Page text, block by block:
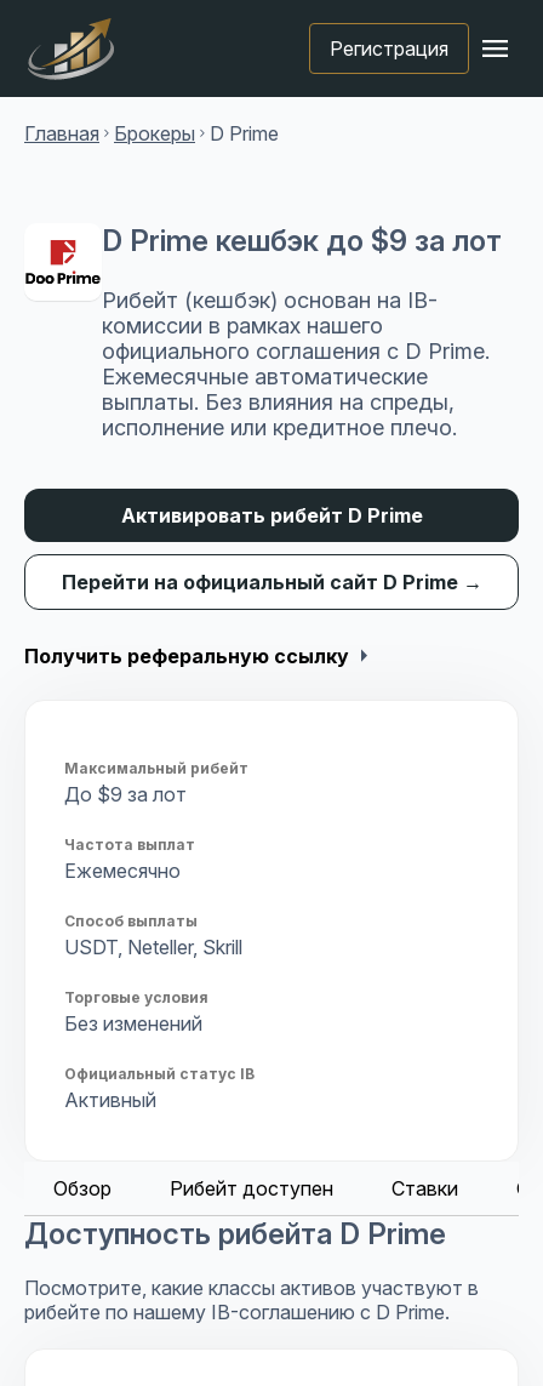
Регистрация menu
Главная chevron_right Брокеры chevron_right D Prime
D Prime кешбэк до $9 за лот
Рибейт (кешбэк) основан на IB-
комиссии в рамках нашего
официального соглашения с D Prime.
Ежемесячные автоматические
выплаты. Без влияния на спреды,
исполнение или кредитное плечо.
Активировать рибейт D Prime
Перейти на официальный сайт D Prime →
Получить реферальную ссылку arrow_right
Максимальный рибейт
До $9 за лот
Частота выплат
Ежемесячно
Способ выплаты
USDT, Neteller, Skrill
Торговые условия
Без изменений
Официальный статус IB
Активный
Обзор Рибейт доступен Ставки
Доступность рибейта D Prime
Посмотрите, какие классы активов участвуют в
рибейте по нашему IB-соглашению с D Prime.